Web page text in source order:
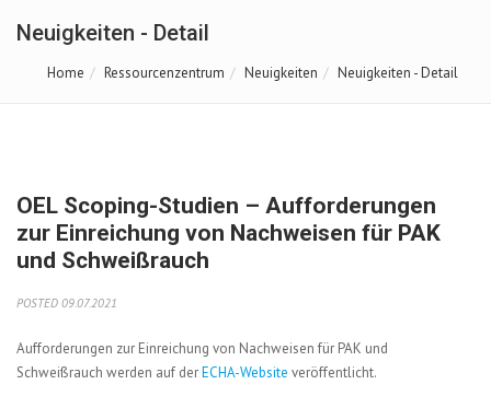
Neuigkeiten - Detail
Home Ressourcenzentrum Neuigkeiten Neuigkeiten - Detail
OEL Scoping-Studien – Aufforderungen
zur Einreichung von Nachweisen für PAK
und Schweißrauch
POSTED 09.07.2021
Aufforderungen zur Einreichung von Nachweisen für PAK und
Schweißrauch werden auf derECHA-Website veröffentlicht.